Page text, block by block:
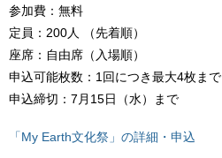
参加費：無料
定員：200人 （先着順）
座席：自由席（入場順）
申込可能枚数：1回につき最大4枚まで
申込締切：7月15日（水）まで
「My Earth文化祭」の詳細・申込